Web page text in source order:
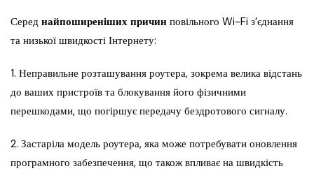
Серед найпоширеніших причин повільного Wi-Fi з’єднання
та низької швидкості Інтернету:
1. Неправильне розташування роутера, зокрема велика відстань
до ваших пристроїв та блокування його фізичними
перешкодами, що погіршує передачу бездротового сигналу.
2. Застаріла модель роутера, яка може потребувати оновлення
програмного забезпечення, що також впливає на швидкість